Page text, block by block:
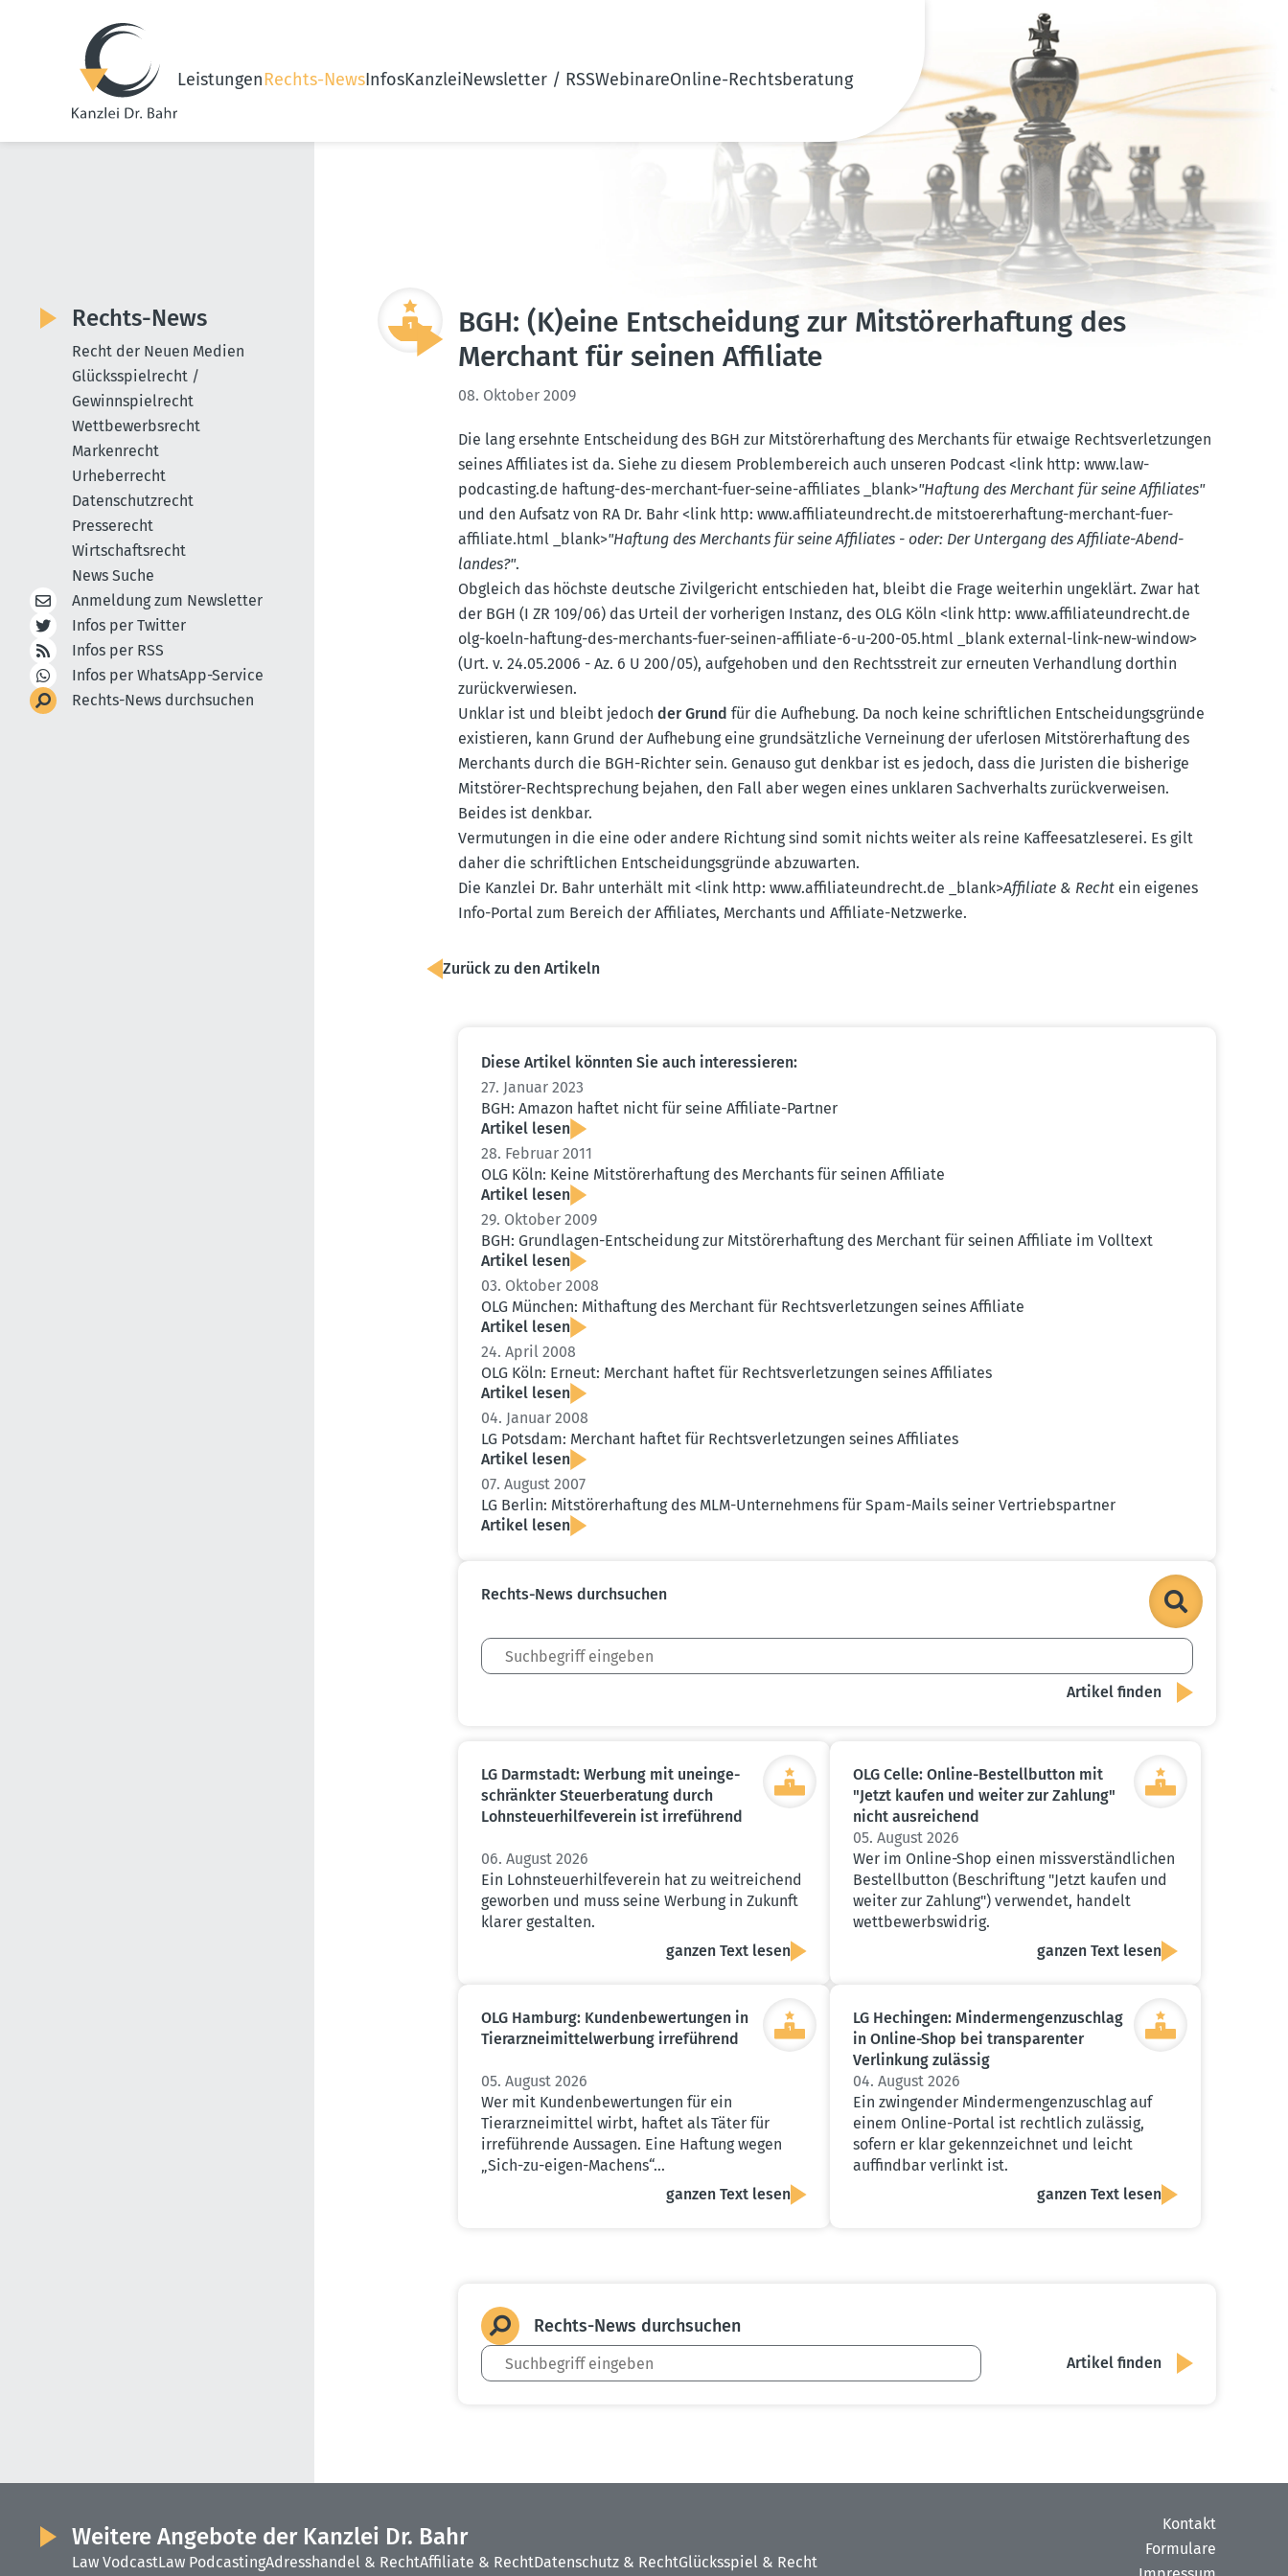
LeistungenRechts-NewsInfosKanzleiNewsletter / RSSWebinareOnline-Rechtsberatung
BGH: (K)eine Entscheidung zur Mitstö­rer­haftung des
Merchant für seinen Affiliate
08. Oktober 2009
Die lang ersehnte Entscheidung des BGH zur Mitstö­rer­haftung des Merchants für etwaige Rechts­ver­let­zungen
seines Affiliates ist da. Siehe zu diesem Problem­be­reich auch unseren Podcast <link http: www.​law-​
podcasting.​de haftung-des-merchant-fuer-seine-affiliates _blank>"Haftung des Merchant für seine Affiliates"
und den Aufsatz von RA Dr. Bahr <link http: www.​affilia­teund­recht.​de mitsto­er­er­haftung-merchant-fuer-
affiliate.html _blank>"Haftung des Merchants für seine Affiliates - oder: Der Untergang des Affiliate-Abend­
landes?".
Obgleich das höchste deutsche Zivil­ge­richt entschieden hat, bleibt die Frage weiterhin ungeklärt. Zwar hat
der BGH (I ZR 109/06) das Urteil der vorhe­rigen Instanz, des OLG Köln <link http: www.​affilia­teund­recht.​de
olg-koeln-haftung-des-merchants-fuer-seinen-affiliate-6-u-200-05.html _blank external-link-new-window>
(Urt. v. 24.05.2006 - Az. 6 U 200/05), aufge­hoben und den Rechts­streit zur erneuten Verhandlung dorthin
zurück­ver­wiesen.
Unklar ist und bleibt jedochder Grund für die Aufhebung. Da noch keine schrift­lichen Entschei­dungs­gründe
existieren, kann Grund der Aufhebung eine grund­sätz­liche Verneinung der uferlosen Mitstö­rer­haftung des
Merchants durch die BGH-Richter sein. Genauso gut denkbar ist es jedoch, dass die Juristen die bisherige
Mitstörer-Recht­spre­chung bejahen, den Fall aber wegen eines unklaren Sachver­halts zurück­ver­weisen.
Beides ist denkbar.
Vermu­tungen in die eine oder andere Richtung sind somit nichts weiter als reine Kaffee­satz­le­serei. Es gilt
daher die schrift­lichen Entschei­dungs­gründe abzuwarten.
Die Kanzlei Dr. Bahr unterhält mit <link http: www.​affilia­teund­recht.​de _blank>Affiliate & Recht ein eigenes
Info-Portal zum Bereich der Affiliates, Merchants und Affiliate-Netzwerke.
Zurück zu den Artikeln
Diese Artikel könnten Sie auch inter­es­sieren:
27. Januar 2023
BGH: Amazon haftet nicht für seine Affiliate-Partner
Artikel lesen
28. Februar 2011
OLG Köln: Keine Mitstö­rer­haftung des Merchants für seinen Affiliate
Artikel lesen
29. Oktober 2009
BGH: Grund­lagen-Entscheidung zur Mitstö­rer­haftung des Merchant für seinen Affiliate im Volltext
Artikel lesen
03. Oktober 2008
OLG München: Mithaftung des Merchant für Rechts­ver­let­zungen seines Affiliate
Artikel lesen
24. April 2008
OLG Köln: Erneut: Merchant haftet für Rechts­ver­let­zungen seines Affiliates
Artikel lesen
04. Januar 2008
LG Potsdam: Merchant haftet für Rechts­ver­let­zungen seines Affiliates
Artikel lesen
07. August 2007
LG Berlin: Mitstö­rer­haftung des MLM-Unter­nehmens für Spam-Mails seiner Vertriebs­partner
Artikel lesen
Rechts-News durch­suchen
LG Darmstadt: Werbung mit unein­ge­
schränkter Steuer­be­ratung durch
Lohnsteu­er­hil­fe­verein ist irreführend
06. August 2026
Ein Lohnsteuerhilfeverein hat zu weitreichend
geworben und muss seine Werbung in Zukunft
klarer gestalten.
ganzen Text lesen
OLG Celle: Online-Bestell­button mit
"Jetzt kaufen und weiter zur Zahlung"
nicht ausrei­chend
05. August 2026
Wer im Online-Shop einen missverständlichen
Bestellbutton (Beschriftung "Jetzt kaufen und
weiter zur Zahlung") verwendet, handelt
wettbewerbswidrig.
ganzen Text lesen
OLG Hamburg: Kunden­be­wer­tungen in
Tierarz­nei­mit­tel­werbung irreführend
05. August 2026
Wer mit Kundenbewertungen für ein
Tierarzneimittel wirbt, haftet als Täter für
irreführende Aussagen. Eine Haftung wegen
„Sich-zu-eigen-Machens“…
ganzen Text lesen
LG Hechingen: Minder­men­gen­zu­schlag
in Online-Shop bei trans­pa­renter
Verlinkung zulässig
04. August 2026
Ein zwingender Mindermengenzuschlag auf
einem Online-Portal ist rechtlich zulässig,
sofern er klar gekennzeichnet und leicht
auffindbar verlinkt ist.
ganzen Text lesen
Rechts-News durch­suchen
Rechts-News
Recht der Neuen Medien
Glücksspielrecht /
Gewinnspielrecht
Wettbewerbsrecht
Markenrecht
Urheberrecht
Datenschutzrecht
Presserecht
Wirtschaftsrecht
News Suche
Anmeldung zum Newsletter
Infos per Twitter
Infos per RSS
Infos per WhatsApp-Service
Rechts-News durchsuchen
Weitere Angebote der Kanzlei Dr. Bahr
Law VodcastLaw PodcastingAdresshandel & RechtAffiliate & RechtDatenschutz & RechtGlücksspiel & Recht
Kontakt
Formulare